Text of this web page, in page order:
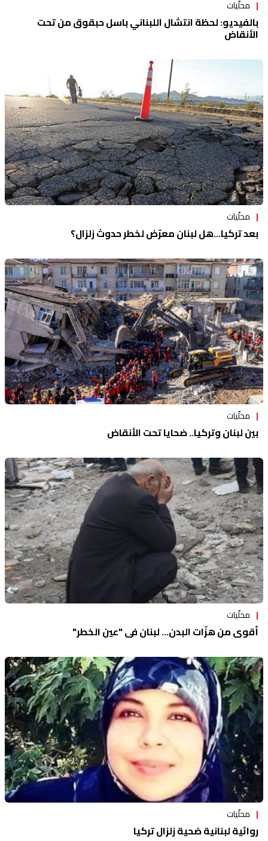
محلّيات
بالفيديو: لحظة انتشال اللبناني باسل حبقوق من تحت
الأنقاض
محلّيات
بعد تركيا...هل لبنان معرّض لخطر حدوث زلزال؟
محلّيات
بين لبنان وتركيا.. ضحايا تحت الأنقاض
محلّيات
أقوى من هزّات البدن... لبنان في "عين الخطر"
محلّيات
روائية لبنانية ضحية زلزال تركيا